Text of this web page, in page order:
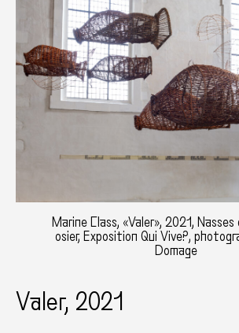
Marine Class, «Valer», 2021,
osier, Exposition Qui Vive?,
Domage
Valer, 2021